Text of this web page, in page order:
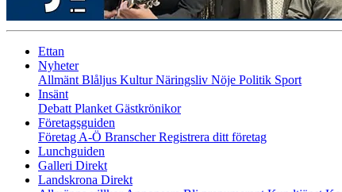
Ettan
Nyheter
Allmänt Blåljus KulturNäringsliv Nöje Politik Sport
Insänt
Debatt Planket Gästkrönikor
Företagsguiden
Företag A-Ö BranscherRegistrera ditt företag
Lunchguiden
Galleri Direkt
Landskrona Direkt